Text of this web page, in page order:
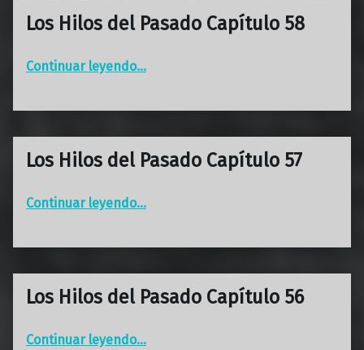
Los Hilos del Pasado Capítulo 58
Continuar leyendo…
Los Hilos del Pasado Capítulo 57
Continuar leyendo…
Los Hilos del Pasado Capítulo 56
Continuar leyendo…